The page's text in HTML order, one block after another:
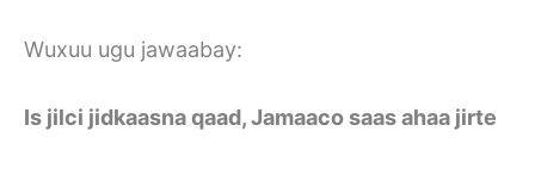
Wuxuu ugu jawaabay:
Is jilci jidkaasna qaad, Jamaaco saas ahaa jirte